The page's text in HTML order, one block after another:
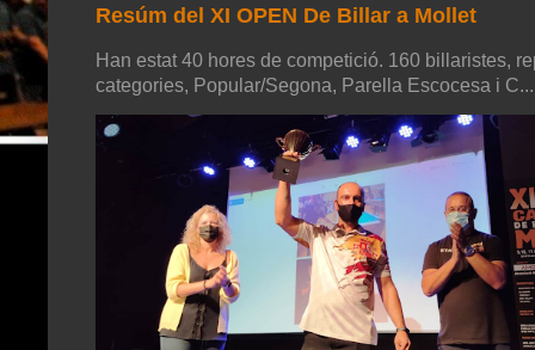
Resúm del XI OPEN De Billar a Mollet
Han estat 40 hores de competició. 160 billaristes,
categories, Popular/Segona, Parella Escocesa i C...